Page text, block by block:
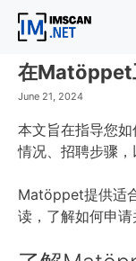
Skip
在Matöppet
June 21, 2024
本文旨在指导您如
情况、招聘步骤，
Matöppet提供适
读，了解如何申